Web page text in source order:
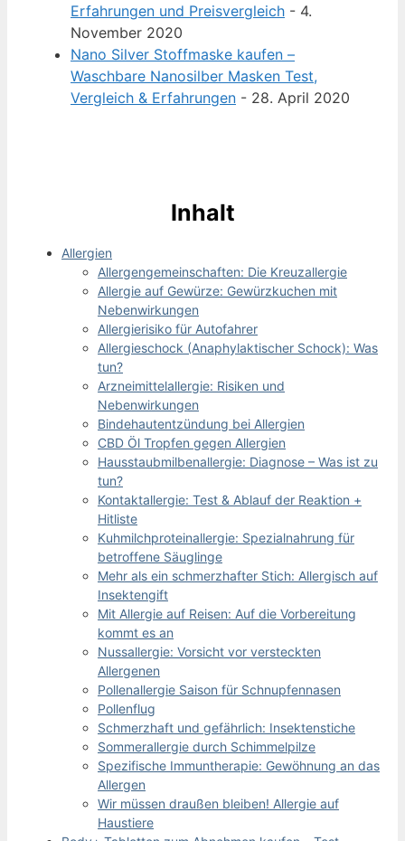
Erfahrungen und Preisvergleich - 4.
November 2020
Nano Silver Stoffmaske kaufen –
Waschbare Nanosilber Masken Test,
Vergleich & Erfahrungen - 28. April 2020
Inhalt
Allergien
Allergengemeinschaften: Die Kreuzallergie
Allergie auf Gewürze: Gewürzkuchen mit
Nebenwirkungen
Allergierisiko für Autofahrer
Allergieschock (Anaphylaktischer Schock): Was
tun?
Arzneimittelallergie: Risiken und
Nebenwirkungen
Bindehautentzündung bei Allergien
CBD Öl Tropfen gegen Allergien
Hausstaubmilbenallergie: Diagnose – Was ist zu
tun?
Kontaktallergie: Test & Ablauf der Reaktion +
Hitliste
Kuhmilchproteinallergie: Spezialnahrung für
betroffene Säuglinge
Mehr als ein schmerzhafter Stich: Allergisch auf
Insektengift
Mit Allergie auf Reisen: Auf die Vorbereitung
kommt es an
Nussallergie: Vorsicht vor versteckten
Allergenen
Pollenallergie Saison für Schnupfennasen
Pollenflug
Schmerzhaft und gefährlich: Insektenstiche
Sommerallergie durch Schimmelpilze
Spezifische Immuntherapie: Gewöhnung an das
Allergen
Wir müssen draußen bleiben! Allergie auf
Haustiere